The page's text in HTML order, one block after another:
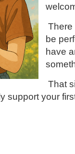
There
be
have
That
support your